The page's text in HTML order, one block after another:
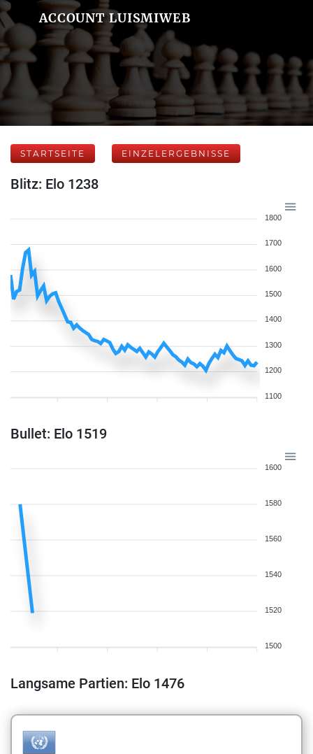
ACCOUNT LUISMIWEB
STARTSEITE EINZELERGEBNISSE
Blitz: Elo 1238
1800
1700
1600
1500
1400
1300
1200
1100
Bullet: Elo 1519
1600
1580
1560
1540
1520
1500
Langsame Partien: Elo 1476